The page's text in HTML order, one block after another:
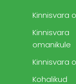
Kinnisvara
Kinnisvara
omanikule
Kinnisvara
Kohalikud